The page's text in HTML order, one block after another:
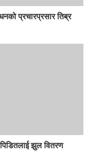
प्रचारप्रसार तिब्र
झुल वितरण